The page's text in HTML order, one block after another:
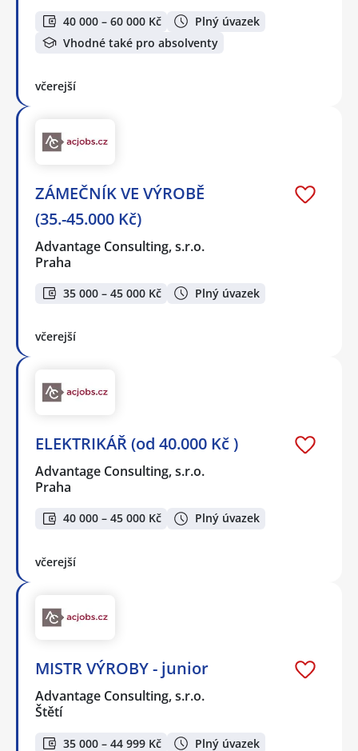
40 000 – 60 000 Kč
Plný úvazek
Vhodné také pro absolventy
včerejší
ZÁMEČNÍK VE VÝROBĚ
(35.-45.000 Kč)
Advantage Consulting, s.r.o.
Praha
35 000 – 45 000 Kč Plný úvazek
včerejší
ELEKTRIKÁŘ (od 40.000 Kč )
Advantage Consulting, s.r.o.
Praha
40 000 – 45 000 Kč Plný úvazek
včerejší
MISTR VÝROBY - junior
Advantage Consulting, s.r.o.
Štětí
35 000 – 44 999 Kč
Plný úvazek